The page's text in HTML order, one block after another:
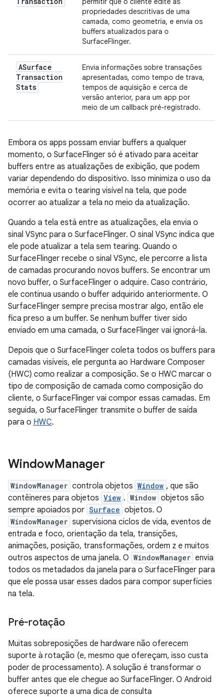
propriedades descritivas de uma
camada, como geometria, e envia os
buffers atualizados para o
SurfaceFlinger.
ASurface
Transaction
Stats
Envia informações sobre transações
apresentadas, como tempo de trava,
tempos de aquisição e cerca de
versão anterior, para um app por
meio de um callback pré-registrado.
Embora os apps possam enviar buffers a qualquer
momento, o SurfaceFlinger só é ativado para aceitar
buffers entre as atualizações de exibição, que podem
variar dependendo do dispositivo. Isso minimiza o uso da
memória e evita o tearing visível na tela, que pode
ocorrer ao atualizar a tela no meio da atualização.
Quando a tela está entre as atualizações, ela envia o
sinal VSync para o SurfaceFlinger. O sinal VSync indica que
ele pode atualizar a tela sem tearing. Quando o
SurfaceFlinger recebe o sinal VSync, ele percorre a lista
de camadas procurando novos buffers. Se encontrar um
novo buffer, o SurfaceFlinger o adquire. Caso contrário,
ele continua usando o buffer adquirido anteriormente. O
SurfaceFlinger sempre precisa mostrar algo, então ele
fica preso a um buffer. Se nenhum buffer tiver sido
enviado em uma camada, o SurfaceFlinger vai ignorá-la.
Depois que o SurfaceFlinger coleta todos os buffers para
camadas visíveis, ele pergunta ao Hardware Composer
(HWC) como realizar a composição. Se o HWC marcar o
tipo de composição de camada como composição do
cliente, o SurfaceFlinger vai compor essas camadas. Em
seguida, o SurfaceFlinger transmite o buffer de saída
para o HWC.
WindowManager
WindowManager controla objetos Window , que são
contêineres para objetos View . Window objetos são
sempre apoiados por Surface objetos. O
WindowManager supervisiona ciclos de vida, eventos de
entrada e foco, orientação da tela, transições,
animações, posição, transformações, ordem z e muitos
outros aspectos de uma janela. O WindowManager envia
todos os metadados da janela para o SurfaceFlinger para
que ele possa usar esses dados para compor superfícies
na tela.
Pré-rotação
Muitas sobreposições de hardware não oferecem
suporte à rotação (e, mesmo que ofereçam, isso custa
poder de processamento). A solução é transformar o
buffer antes que ele chegue ao SurfaceFlinger. O Android
oferece suporte a uma dica de consulta